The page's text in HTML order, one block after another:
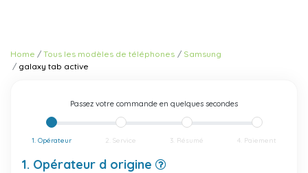
Home Tous les modèles de téléphones
Samsung
galaxy tab active
Passez votre commande en quelques secondes
1. Opérateur 2. Service 3. Résumé 4. Paiement
1. Opérateur d origine